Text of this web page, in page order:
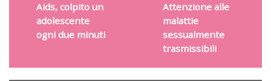
Aids, colpito un
adolescente
ogni due minuti
Attenzione alle
malattie
sessualmente
trasmissibili